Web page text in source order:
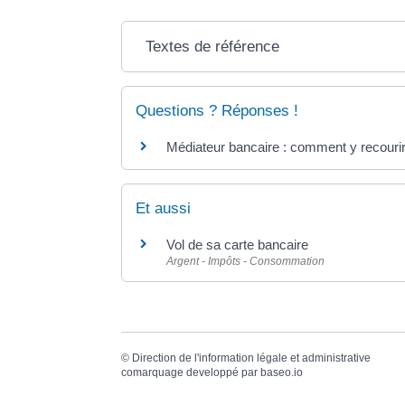
Textes de référence
Questions ? Réponses !
Médiateur bancaire : comment y
Et aussi
Vol de sa carte bancaire
Argent - Impôts - Consommation
© Direction de l'information légale et administrative
comarquage developpé par baseo.io